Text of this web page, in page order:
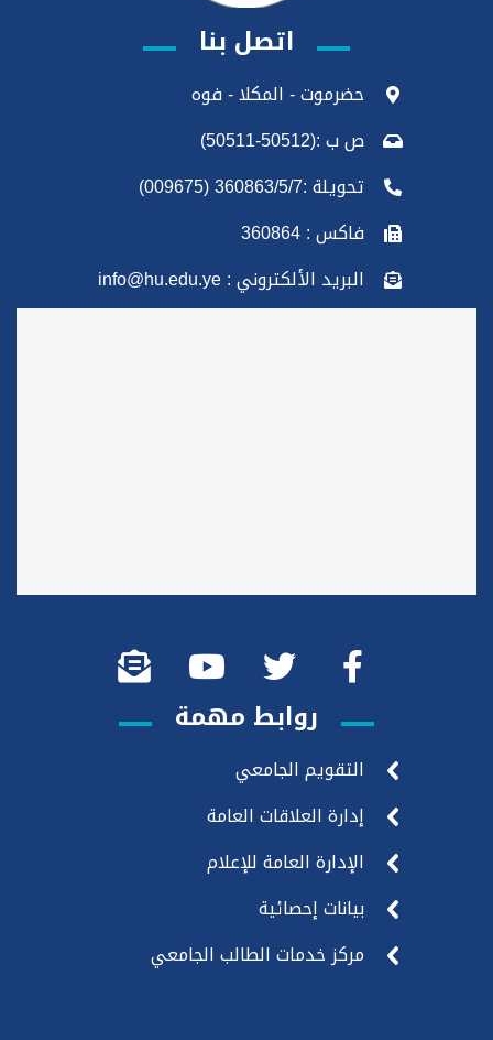
اتصل بنا
حضرموت - المكلا - فوه
ص ب :(50512-50511)
تحويلة :360863/5/7 (009675)
فاكس : 360864
البريد الألكتروني : info@hu.edu.ye
روابط مهمة
التقويم الجامعي
إدارة العلاقات العامة
الإدارة العامة للإعلام
بيانات إحصائية
مركز خدمات الطالب الجامعي